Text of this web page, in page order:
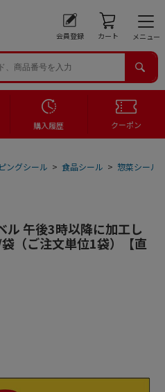
会員登録 カート メニュー
購入履歴 クーポン
ングシール > 食品シール > 惣菜シール
ル 午後3時以降に加工し
（ご注文単位1袋）【直